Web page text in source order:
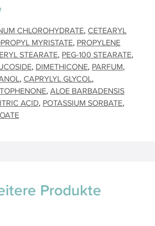
CHLOROHYDRATE CETEARYL
MYRISTATE PROPYLENE
STEARATE PEG-100 STEARATE
DIMETHICONE PARFUM
CAPRYLYL GLYCOL
ALOE BARBADENSIS
ACID POTASSIUM SORBATE
Produkte